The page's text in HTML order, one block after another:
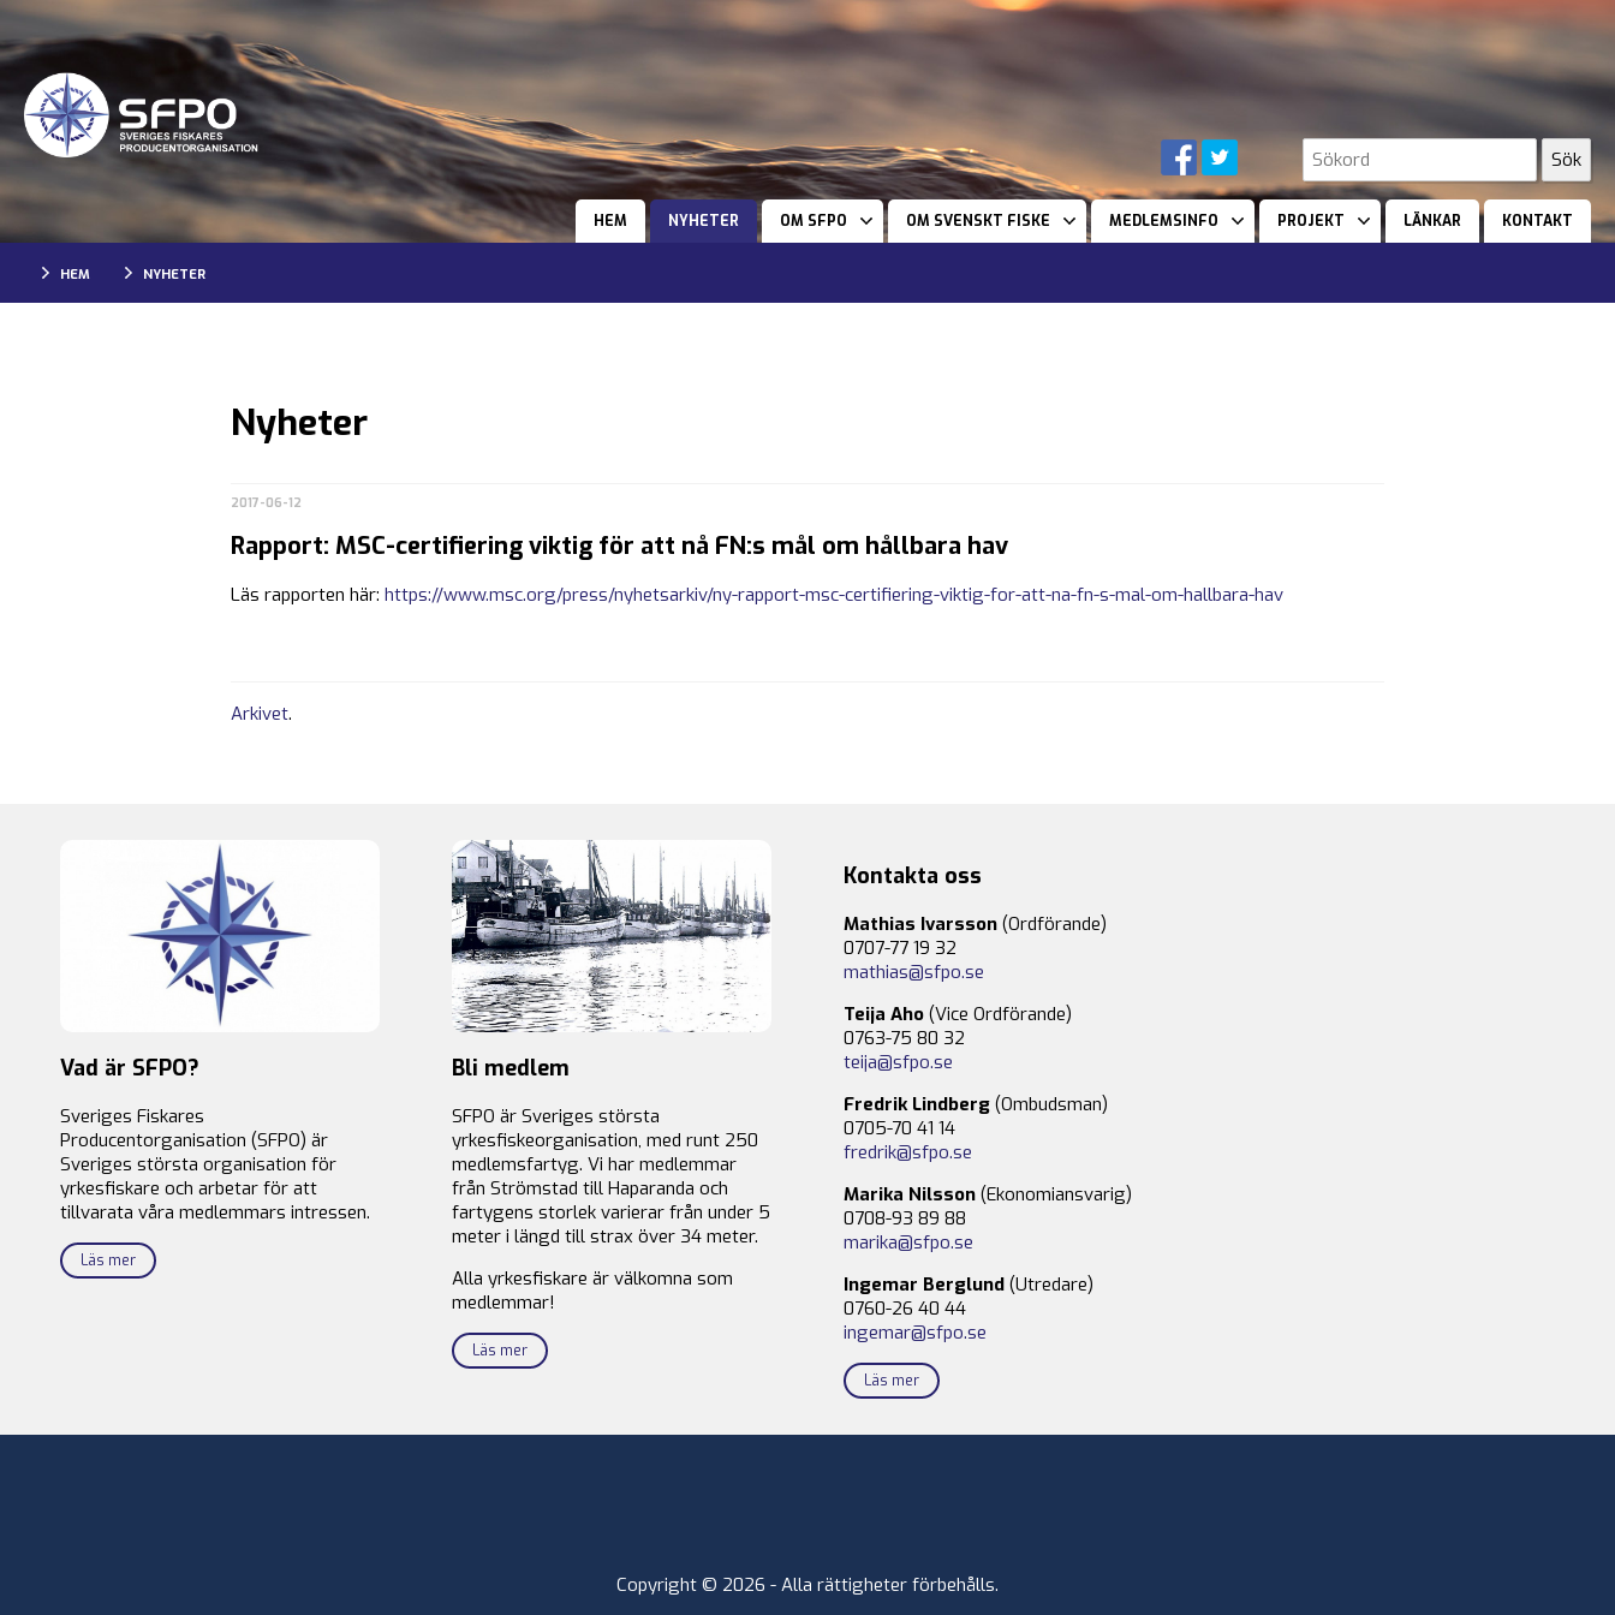
HEM NYHETER OM SFPO OM SVENSKT FISKE MEDLEMSINFO PROJEKT LÄNKAR KONTAKT
HEM NYHETER
Nyheter
2017-06-12
Rapport: MSC-certifiering viktig för att nå FN:s mål om hållbara hav
Läs rapporten här: https://www.msc.org/press/nyhetsarkiv/ny-rapport-msc-certifiering-viktig-for-att-na-fn-s-mal-om-hallbara-hav
Arkivet.
Vad är SFPO?
Sveriges Fiskares
Producentorganisation (SFPO) är
Sveriges största organisation för
yrkesfiskare och arbetar för att
tillvarata våra medlemmars intressen.
Läs mer
Bli medlem
SFPO är Sveriges största
yrkesfiskeorganisation, med runt 250
medlemsfartyg. Vi har medlemmar
från Strömstad till Haparanda och
fartygens storlek varierar från under 5
meter i längd till strax över 34 meter.
Alla yrkesfiskare är välkomna som
medlemmar!
Läs mer
Kontakta oss
Mathias Ivarsson (Ordförande)
0707-77 19 32
mathias@sfpo.se
Teija Aho (Vice Ordförande)
0763-75 80 32
teija@sfpo.se
Fredrik Lindberg (Ombudsman)
0705-70 41 14
fredrik@sfpo.se
Marika Nilsson (Ekonomiansvarig)
0708-93 89 88
marika@sfpo.se
Ingemar Berglund (Utredare)
0760-26 40 44
ingemar@sfpo.se
Läs mer
Copyright © 2026 - Alla rättigheter förbehålls.